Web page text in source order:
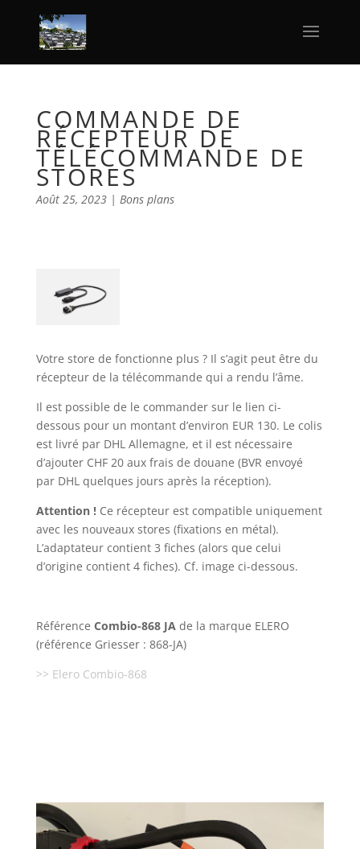
COMMANDE DE
RÉCEPTEUR DE
TÉLÉCOMMANDE DE
STORES
Août 25, 2023| Bons plans
Votre store de fonctionne plus ? Il s’agit peut être du
récepteur de la télécommande qui a rendu l’âme.
Il est possible de le commander sur le lien ci-
dessous pour un montant d’environ EUR 130. Le colis
est livré par DHL Allemagne, et il est nécessaire
d’ajouter CHF 20 aux frais de douane (BVR envoyé
par DHL quelques jours après la réception).
Attention ! Ce récepteur est compatible uniquement
avec les nouveaux stores (fixations en métal).
L’adaptateur contient 3 fiches (alors que celui
d’origine contient 4 fiches). Cf. image ci-dessous.
Référence Combio-868 JAde la marque ELERO
(référence Griesser : 868-JA)
>> Elero Combio-868